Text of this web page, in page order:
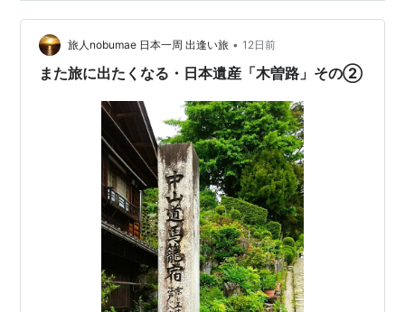
旅人nobumae 日本一周 出逢い旅 • 12日前
また旅に出たくなる・日本遺産「木曽路」その②